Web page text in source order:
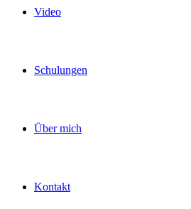
Video
Schulungen
Über mich
Kontakt